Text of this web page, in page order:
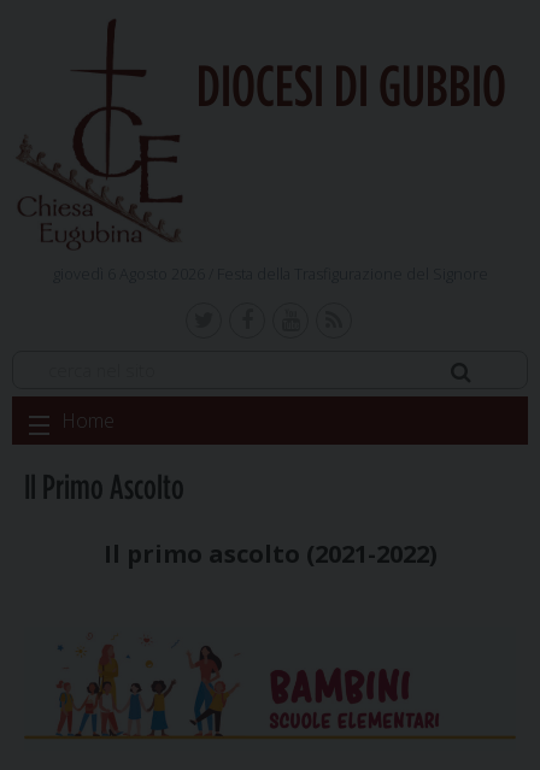
DIOCESI DI GUBBIO
Skip
to
Home
Il Primo Ascolto
Il primo ascolto (2021-2022)